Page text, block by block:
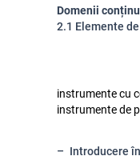
Domenii
2.1 Elemente
instrumente cu
instrumente de
Introducere